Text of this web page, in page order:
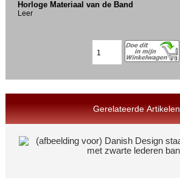
Horloge Materiaal van de Band
Leer
Gerelateerde Artikelen